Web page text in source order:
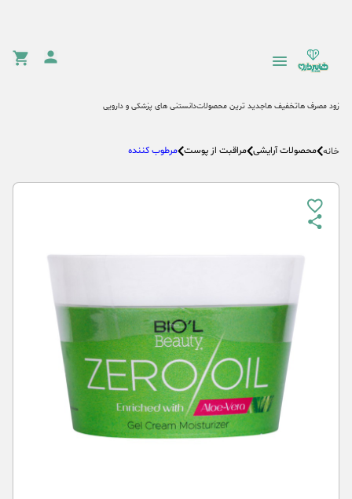
زود مصرف هاتخفیف هاجدید ترین محصولاتدانستنی های پزشکی و دارویی
خانه محصولات آرایشی مراقبت از پوست مرطوب کننده